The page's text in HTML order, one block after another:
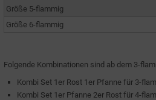
Größe 5-flammig
Größe 6-flammig
Folgende Kombinationen sind ab dem 3-
Kombi Set 1er Rost 1er Pfanne für 3-
Kombi Set 1er Pfanne 2er Rost für 4-